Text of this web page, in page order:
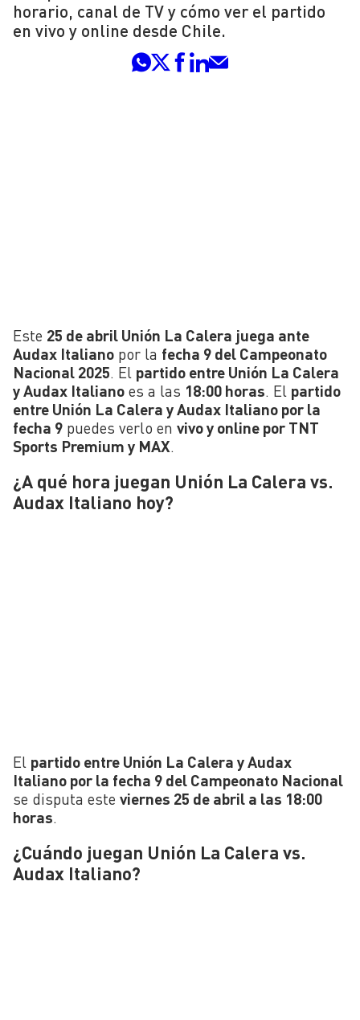
horario, canal de TV y cómo ver el partido
en vivo y online desde Chile.
Este 25 de abril Unión La Calera juega ante
Audax Italiano por la fecha 9 del Campeonato
Nacional 2025 . El partido entre Unión La Calera
y Audax Italiano es a las 18:00 horas . El partido
entre Unión La Calera y Audax Italiano por la
fecha 9 puedes verlo en vivo y online por TNT
Sports Premium y MAX
¿A qué hora juegan Unión La Calera vs.
Audax Italiano hoy?
El partido entre Unión La Calera y Audax
Italiano por la fecha 9 del Campeonato Nacional
se disputa este viernes 25 de abril a las 18:00
horas.
¿Cuándo juegan Unión La Calera vs.
Audax Italiano?